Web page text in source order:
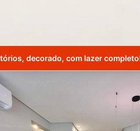
decorado, com lazer